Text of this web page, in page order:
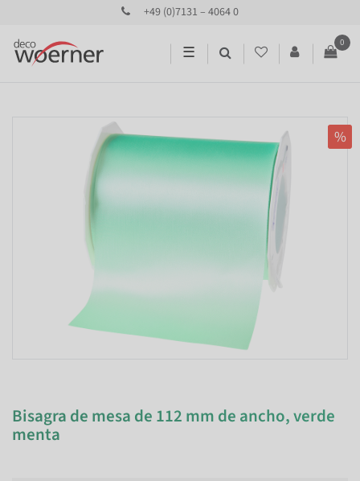
+49 (0)7131 – 4064 0
☰
0
%
Bisagra de mesa de 112 mm de ancho, verde
menta